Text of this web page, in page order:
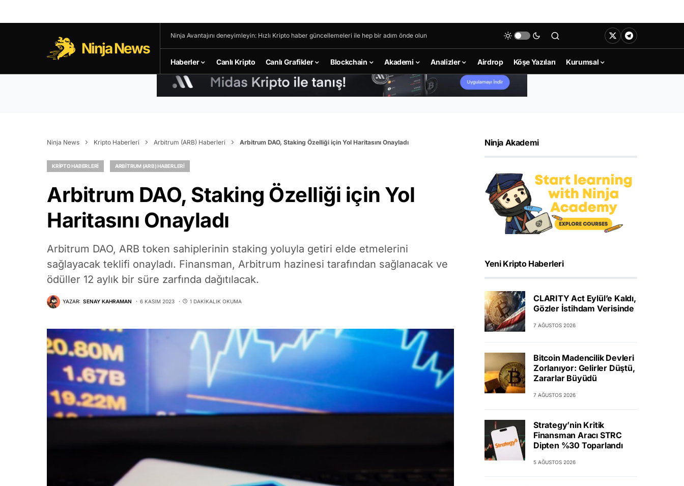
Ninja News
Ninja Avantajını deneyimleyin: Hızlı Kripto haber güncellemeleri ile hep bir adım önde olun
Haberler Canlı Kripto Canlı Grafikler Blockchain Akademi Analizler Airdrop Köşe Yazıları Kurumsal
Ninja News Kripto Haberleri Arbitrum (ARB) Haberleri Arbitrum DAO, Staking Özelliği için Yol Haritasını Onayladı
KRIPTO HABERLERI ARBITRUM (ARB) HABERLERI
Arbitrum DAO, Staking Özelliği için Yol
Haritasını Onayladı
Arbitrum DAO, ARB token sahiplerinin staking yoluyla getiri elde etmelerini
sağlayacak teklifi onayladı. Finansman, Arbitrum hazinesi tarafından sağlanacak ve
ödüller 12 aylık bir süre zarfında dağıtılacak.
YAZAR: SENAY KAHRAMAN 6 KASIM 2023 1 DAKIKALIK OKUMA
Ninja Akademi
Yeni Kripto Haberleri
CLARITY Act Eylül’e Kaldı,
Gözler İstihdam Verisinde
7 AĞUSTOS 2026
Bitcoin Madencilik Devleri
Zorlanıyor: Gelirler Düştü,
Zararlar Büyüdü
7 AĞUSTOS 2026
Strategy’nin Kritik
Finansman Aracı STRC
Dipten %30 Toparlandı
5 AĞUSTOS 2026